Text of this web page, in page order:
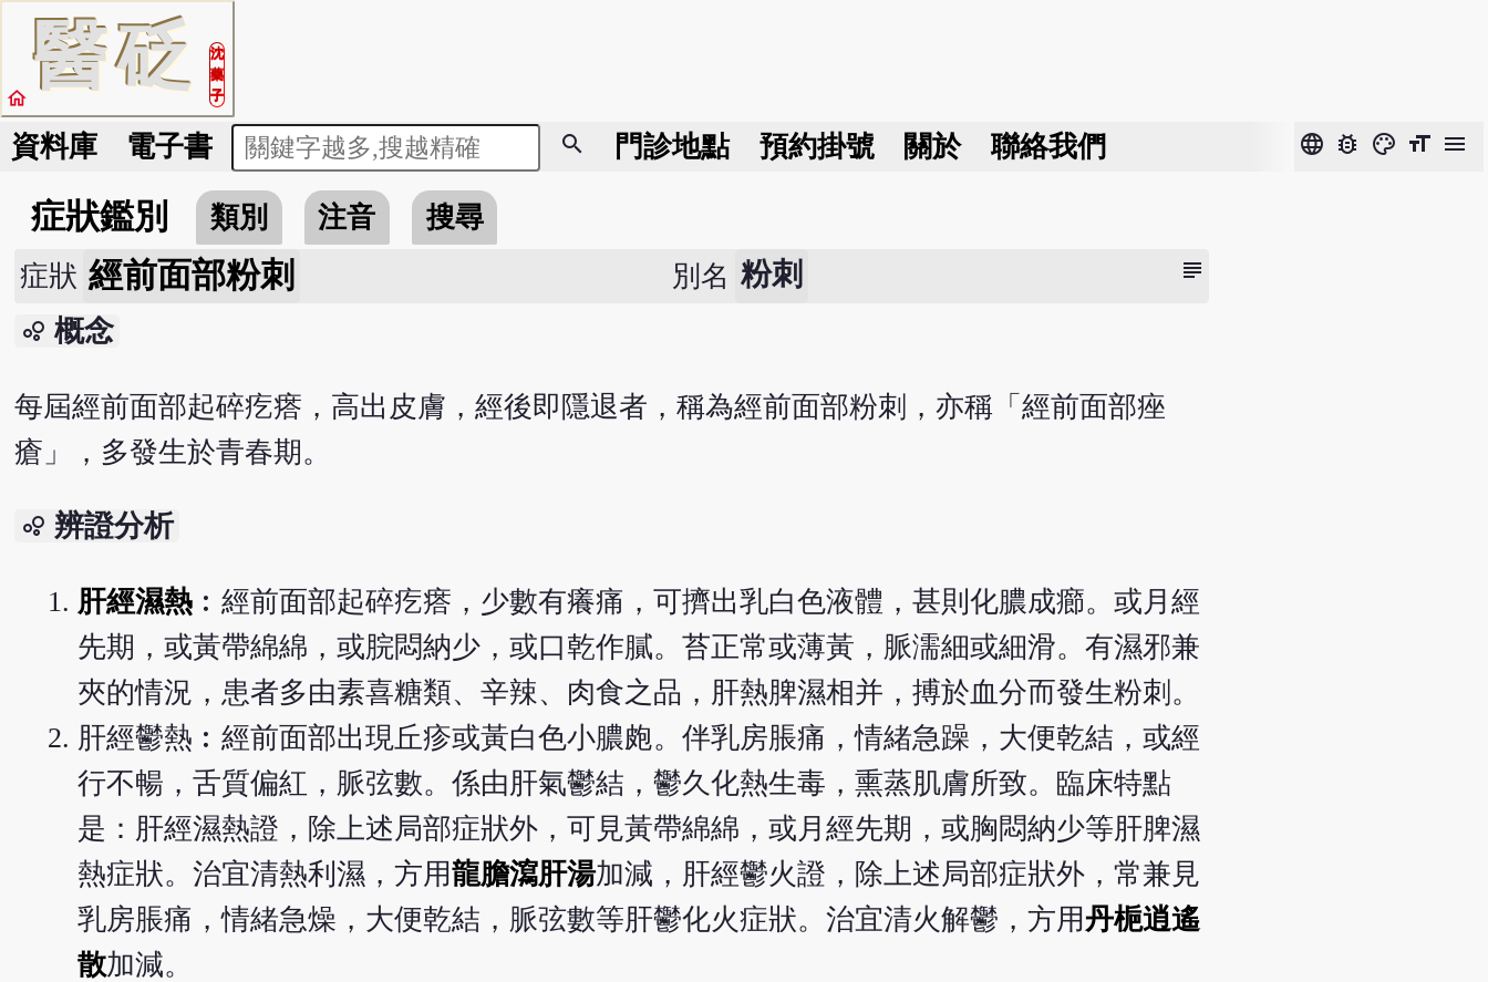
醫砭
沈
藥
子
home
資料庫 電子書 search 門診地點 預約掛號 關於 聯絡我們 language bug_report color_lens format_size menu
症狀鑑別 類別 注音 搜尋
subject
症狀 經前面部粉刺 別名 粉刺
bubble_chart 概念
每屆經前面部起碎疙瘩，高出皮膚，經後即隱退者，稱為經前面部粉刺，亦稱「經前面部痤
瘡」，多發生於青春期。
bubble_chart 辨證分析
肝經濕熱︰經前面部起碎疙瘩，少數有癢痛，可擠出乳白色液體，甚則化膿成癤。或月經
先期，或黃帶綿綿，或脘悶納少，或口乾作膩。苔正常或薄黃，脈濡細或細滑。有濕邪兼
夾的情況，患者多由素喜糖類、辛辣、肉食之品，肝熱脾濕相并，搏於血分而發生粉刺。
肝經鬱熱︰經前面部出現丘疹或黃白色小膿皰。伴乳房脹痛，情緒急躁，大便乾結，或經
行不暢，舌質偏紅，脈弦數。係由肝氣鬱結，鬱久化熱生毒，熏蒸肌膚所致。臨床特點
是：肝經濕熱證，除上述局部症狀外，可見黃帶綿綿，或月經先期，或胸悶納少等肝脾濕
熱症狀。治宜清熱利濕，方用龍膽瀉肝湯加減，肝經鬱火證，除上述局部症狀外，常兼見
乳房脹痛，情緒急燥，大便乾結，脈弦數等肝鬱化火症狀。治宜清火解鬱，方用丹梔逍遙
散加減。